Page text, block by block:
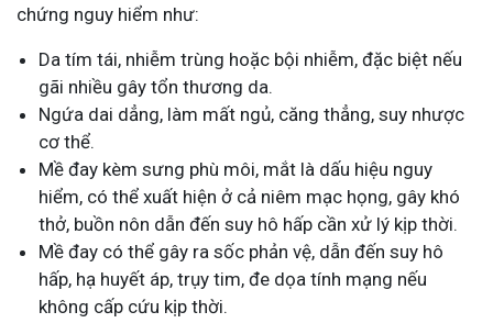
chứng nguy hiểm như:
Da tím tái, nhiễm trùng hoặc bội nhiễm, đặc biệt nếu
gãi nhiều gây tổn thương da.
Ngứa dai dẳng, làm mất ngủ, căng thẳng, suy nhược
cơ thể.
Mề đay kèm sưng phù môi, mắt là dấu hiệu nguy
hiểm, có thể xuất hiện ở cả niêm mạc họng, gây khó
thở, buồn nôn dẫn đến suy hô hấp cần xử lý kịp thời.
Mề đay có thể gây ra sốc phản vệ, dẫn đến suy hô
hấp, hạ huyết áp, trụy tim, đe dọa tính mạng nếu
không cấp cứu kịp thời.